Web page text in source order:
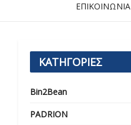
ΕΠΙΚΟΙΝΩΝΙΑ
ΚΑΤΗΓΟΡΙΕΣ
Bin2Bean
PADRION